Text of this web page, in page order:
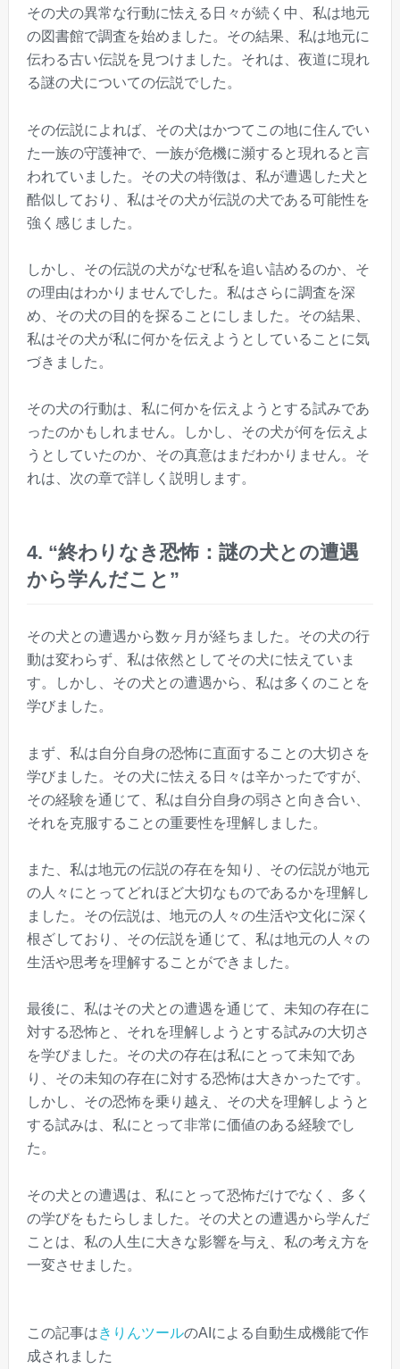
その犬の異常な行動に怯える日々が続く中、私は地元
の図書館で調査を始めました。その結果、私は地元に
伝わる古い伝説を見つけました。それは、夜道に現れ
る謎の犬についての伝説でした。
その伝説によれば、その犬はかつてこの地に住んでい
た一族の守護神で、一族が危機に瀕すると現れると言
われていました。その犬の特徴は、私が遭遇した犬と
酷似しており、私はその犬が伝説の犬である可能性を
強く感じました。
しかし、その伝説の犬がなぜ私を追い詰めるのか、そ
の理由はわかりませんでした。私はさらに調査を深
め、その犬の目的を探ることにしました。その結果、
私はその犬が私に何かを伝えようとしていることに気
づきました。
その犬の行動は、私に何かを伝えようとする試みであ
ったのかもしれません。しかし、その犬が何を伝えよ
うとしていたのか、その真意はまだわかりません。そ
れは、次の章で詳しく説明します。
4. “終わりなき恐怖：謎の犬との遭遇
から学んだこと”
その犬との遭遇から数ヶ月が経ちました。その犬の行
動は変わらず、私は依然としてその犬に怯えていま
す。しかし、その犬との遭遇から、私は多くのことを
学びました。
まず、私は自分自身の恐怖に直面することの大切さを
学びました。その犬に怯える日々は辛かったですが、
その経験を通じて、私は自分自身の弱さと向き合い、
それを克服することの重要性を理解しました。
また、私は地元の伝説の存在を知り、その伝説が地元
の人々にとってどれほど大切なものであるかを理解し
ました。その伝説は、地元の人々の生活や文化に深く
根ざしており、その伝説を通じて、私は地元の人々の
生活や思考を理解することができました。
最後に、私はその犬との遭遇を通じて、未知の存在に
対する恐怖と、それを理解しようとする試みの大切さ
を学びました。その犬の存在は私にとって未知であ
り、その未知の存在に対する恐怖は大きかったです。
しかし、その恐怖を乗り越え、その犬を理解しようと
する試みは、私にとって非常に価値のある経験でし
た。
その犬との遭遇は、私にとって恐怖だけでなく、多く
の学びをもたらしました。その犬との遭遇から学んだ
ことは、私の人生に大きな影響を与え、私の考え方を
一変させました。
この記事はきりんツールのAIによる自動生成機能で作
成されました